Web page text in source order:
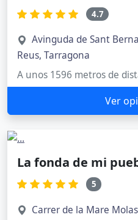
4.7
Avinguda de Sant
Reus, Tarragona
A unos 1596 metros de
Ver
La fonda de mi
5
Carrer de la Mare